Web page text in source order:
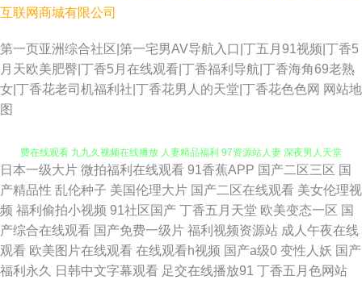
互联网商城有限公司
第一页亚洲综合社区|第一宅男AV导航入口|丁五月91视频|丁香5
月天欧美肥臀|丁香5月在线观看|丁香福利导航|丁香海角69老熟
女|丁香花老司机福利社|丁香花男人的天堂|丁香花色色网 网站地
图
黄色厂库 91看片网站官网 激情综合日韩 久草资源站 91福利地址 国产电影免
费在线观看 九九久视频在线播放 人妻精品福利 97资源站人妻 深夜男人天堂
东方四虎私人影库 亚州成高清 国产95视频 亚洲a探花 成人亚洲性夜 五月丁
日本一级大片 微拍福利在线观看 91香蕉APP 国产二区三区 国
产精品性 乱伦种子 美国伦理大片 国产二区在线观看 美女伦理视
频 福利偷拍小视频 91社区国产 丁香五月天堂 欧美变态一区 国
产综合在线观看 国产免费一级片 福利视频资源站 成人午夜在线
观看 欧美图片在线观看 在线观看h视频 国产a级0 变性人妖 国产
福利永久
日韩中文字幕观看 足交在线播放91 丁香五月色网站